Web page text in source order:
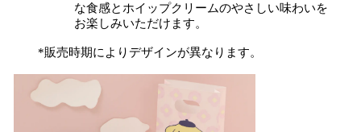
な⾷感とホイップクリームのやさしい味わいを
お楽しみいただけます。
*販売時期によりデザインが異なります。